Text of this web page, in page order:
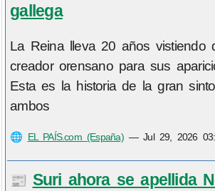
gallega
La Reina lleva 20 años vistiendo
creador orensano para sus
Esta es la historia de la gran
ambos
🌐 EL PAÍS.com (España)—Jul 29, 2026
📰 Suri ahora se apellida